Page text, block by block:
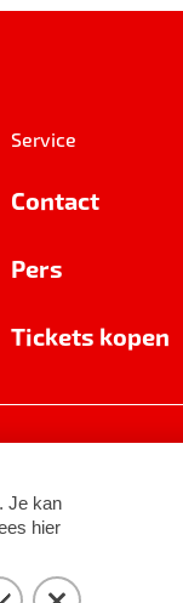
Service
Contact
Pers
Tickets kopen